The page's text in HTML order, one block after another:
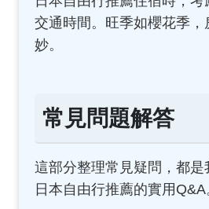
交通時間。旺季如櫻花季，
妙。
常見問題解答
這部分整理常見疑問，都是
日本自由行推薦的實用Q&A